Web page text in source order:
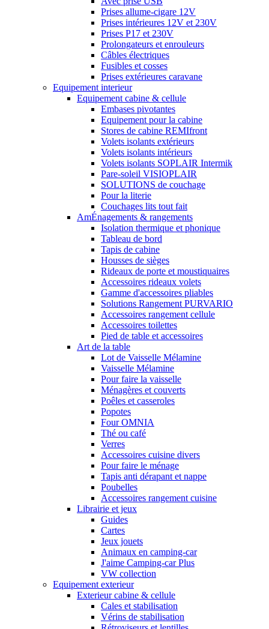
Prises allume-cigare 12V
Prises intérieures 12V et 230V
Prises P17 et 230V
Prolongateurs et enrouleurs
Câbles électriques
Fusibles et cosses
Prises extérieures caravane
Equipement interieur
Equipement cabine & cellule
Embases pivotantes
Equipement pour la cabine
Stores de cabine REMIfront
Volets isolants extérieurs
Volets isolants intérieurs
Volets isolants SOPLAIR Intermik
Pare-soleil VISIOPLAIR
SOLUTIONS de couchage
Pour la literie
Couchages lits tout fait
AmÉnagements & rangements
Isolation thermique et phonique
Tableau de bord
Tapis de cabine
Housses de sièges
Rideaux de porte et moustiquaires
Accessoires rideaux volets
Gamme d'accessoires pliables
Solutions Rangement PURVARIO
Accessoires rangement cellule
Accessoires toilettes
Pied de table et accessoires
Art de la table
Lot de Vaisselle Mélamine
Vaisselle Mélamine
Pour faire la vaisselle
Ménagères et couverts
Poêles et casseroles
Popotes
Four OMNIA
Thé ou café
Verres
Accessoires cuisine divers
Pour faire le ménage
Tapis anti dérapant et nappe
Poubelles
Accessoires rangement cuisine
Librairie et jeux
Guides
Cartes
Jeux jouets
Animaux en camping-car
J'aime Camping-car Plus
VW collection
Equipement exterieur
Exterieur cabine & cellule
Cales et stabilisation
Vérins de stabilisation